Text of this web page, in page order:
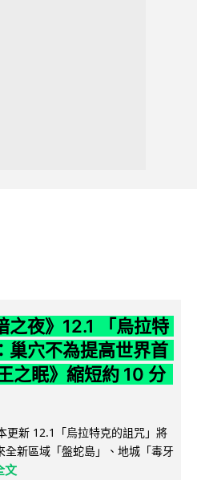
之夜》12.1 「烏拉特
巢穴不為提高世界首
之眠》縮短約 10 分
更新 12.1「烏拉特克的詛咒」將
新區域「盤蛇島」、地城「毒牙
文